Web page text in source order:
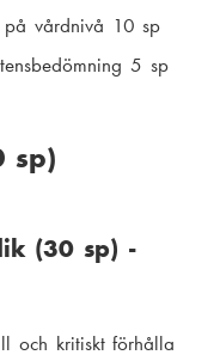
på vårdnivå 10 sp
5 sp
sp)
(30 sp) -
och kritiskt förhålla